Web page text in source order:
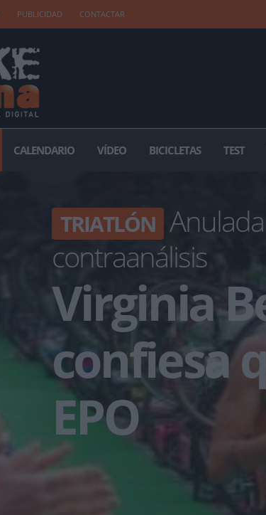
PUBLICIDAD CONTACTAR
CALENDARIO VÍDEO BICICLETAS TEST
TRIATLÓN
contraanálisis
Virginia
confiesa
EPO